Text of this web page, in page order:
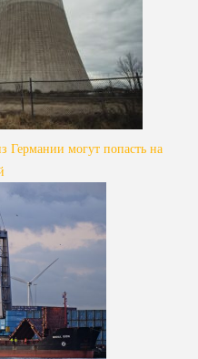
Германии могут попасть на